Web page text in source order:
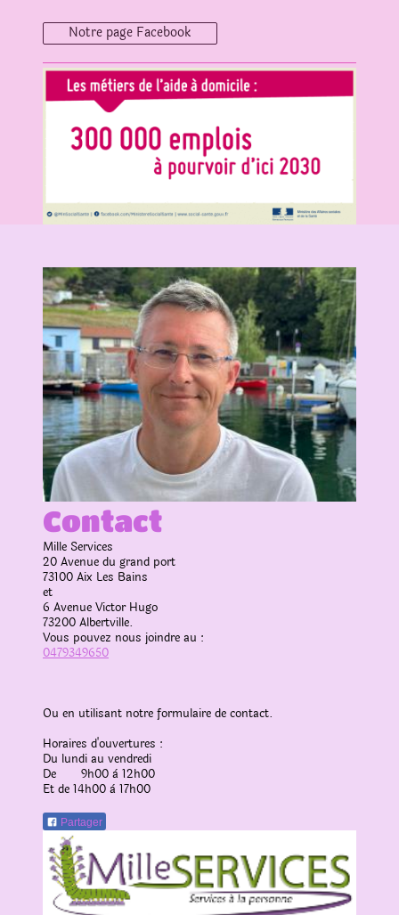
Notre page Facebook
Contact
Mille Services
20 Avenue du grand port
73100 Aix Les Bains
et
6 Avenue Victor Hugo
73200 Albertville.
Vous pouvez nous joindre au :
0479349650
Ou en utilisant notre formulaire de contact.
Horaires d'ouvertures :
Du lundi au vendredi
De 9h00 à 12h00
Et de 14h00 à 17h00
Partager